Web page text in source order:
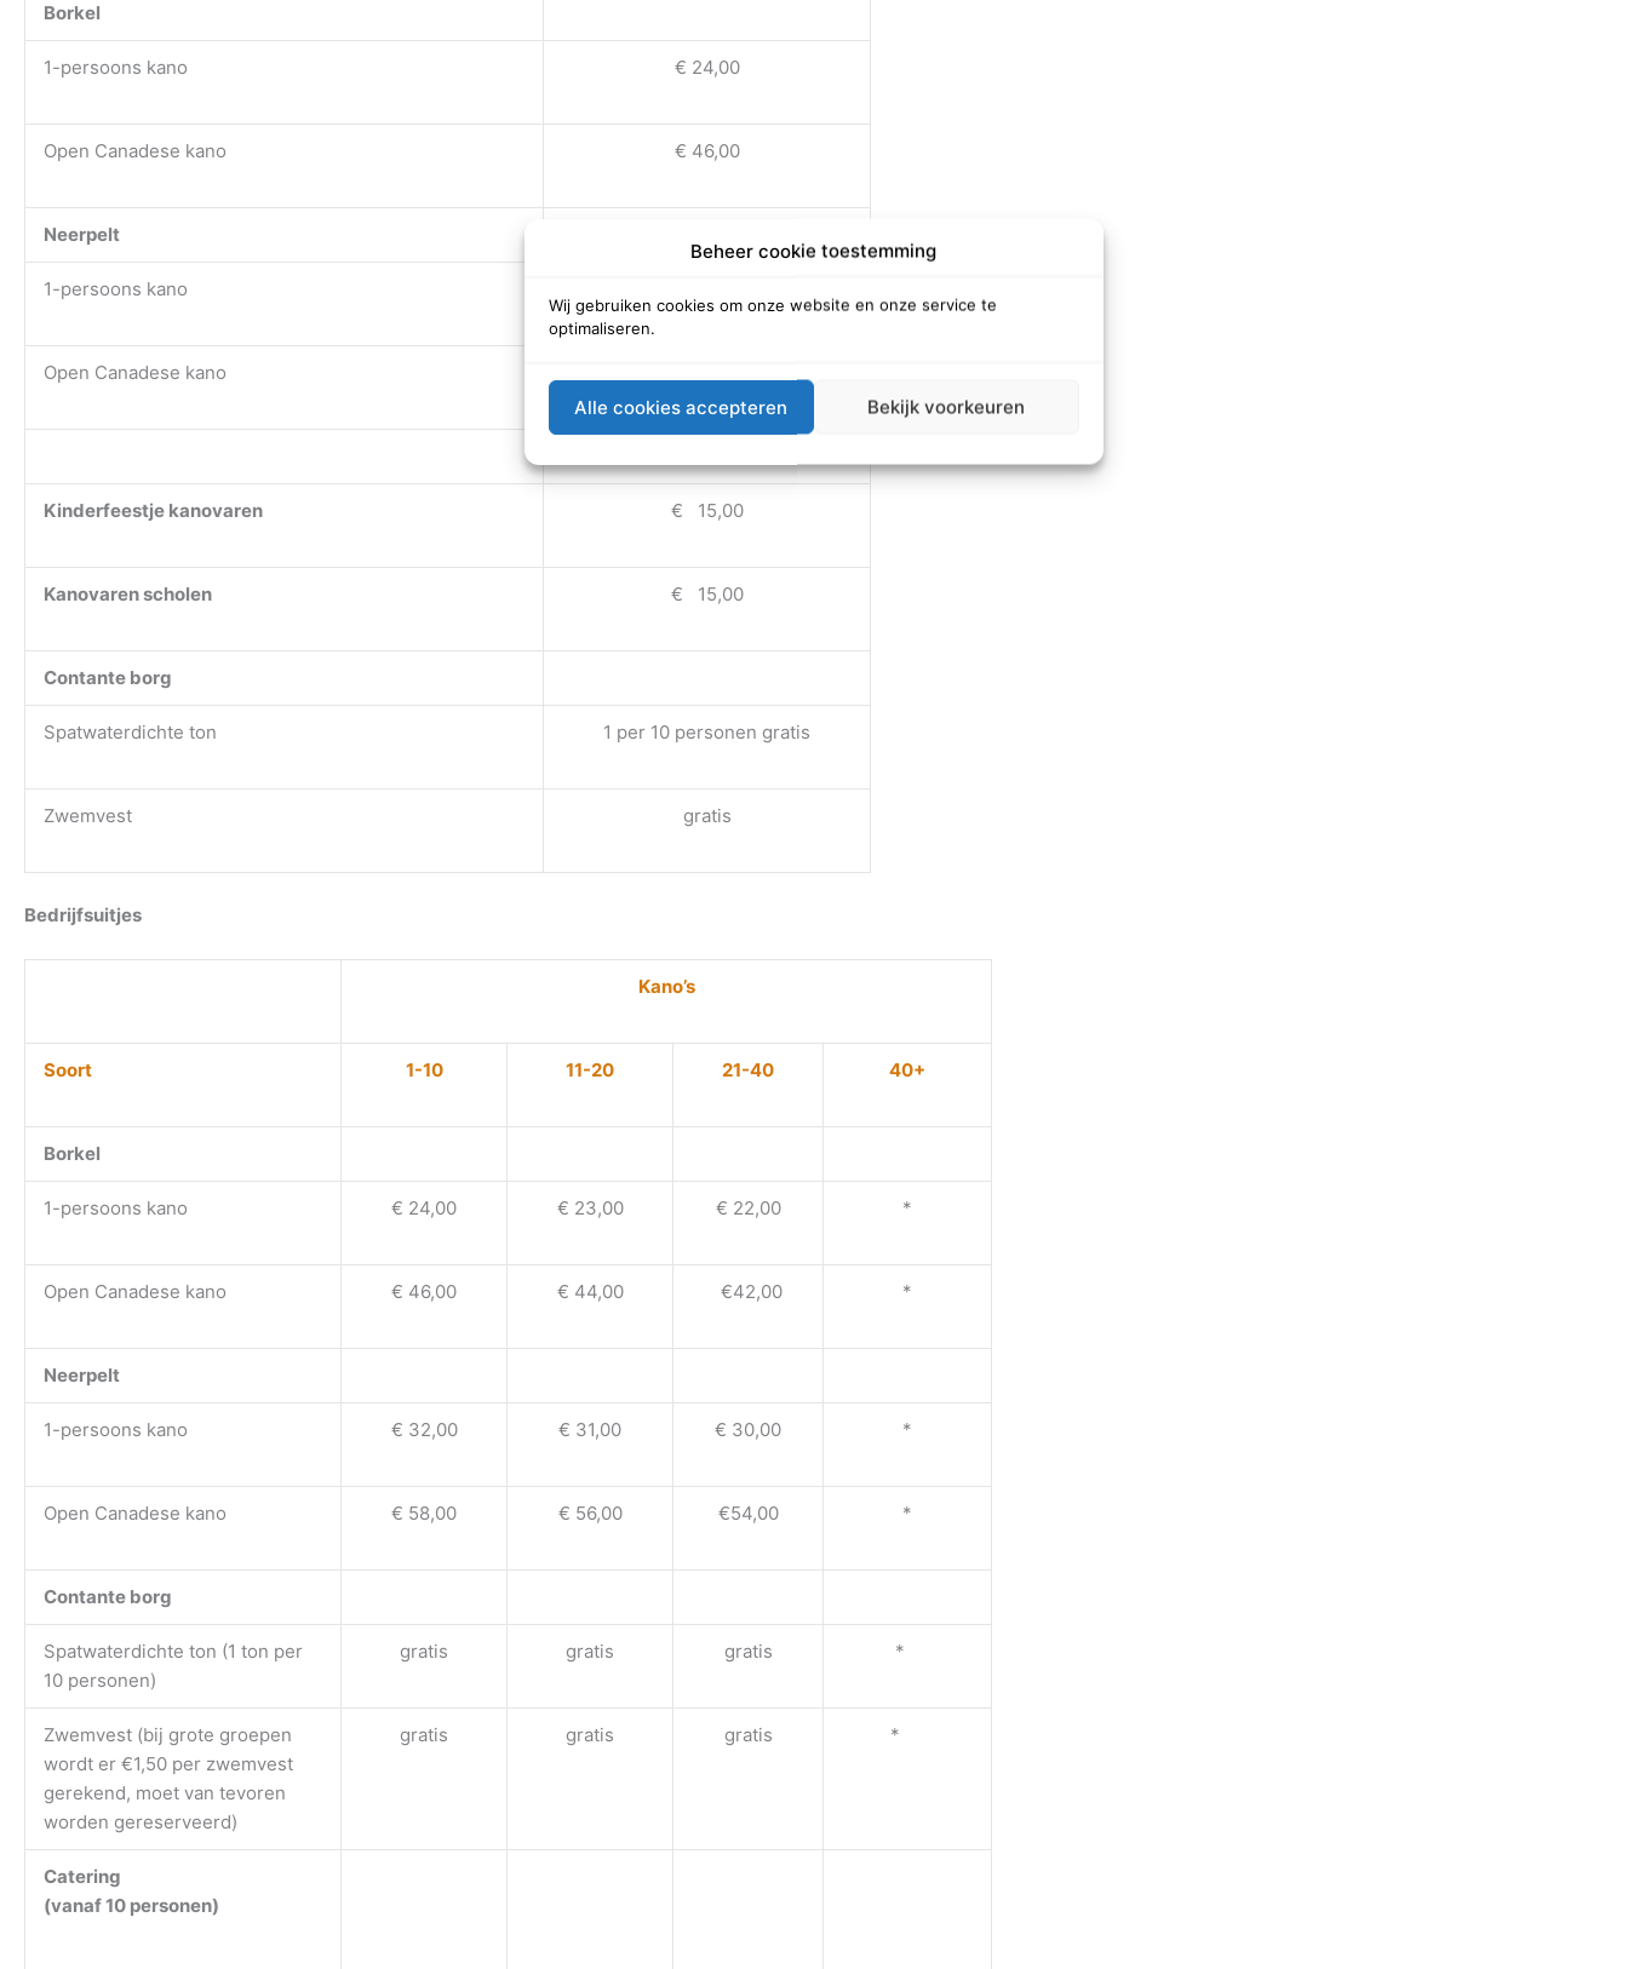
Beheer cookie toestemming
Wij gebruiken cookies om onze website en onze service te
optimaliseren.
Alle cookies accepteren Bekijk voorkeuren
Borkel
1-persoons kano € 24,00
Open Canadese kano € 46,00
Neerpelt
1-persoons kano
Open Canadese kano
Kinderfeestje kanovaren € 15,00
Kanovaren scholen € 15,00
Contante borg
Spatwaterdichte ton 1 per 10 personen gratis
Zwemvest gratis
Bedrijfsuitjes
Kano’s
Soort 1-10 11-20 21-40 40+
Borkel
1-persoons kano € 24,00 € 23,00 € 22,00 *
Open Canadese kano € 46,00 € 44,00 €42,00 *
Neerpelt
1-persoons kano € 32,00 € 31,00 € 30,00 *
Open Canadese kano € 58,00 € 56,00 €54,00 *
Contante borg
Spatwaterdichte ton (1 ton per
10 personen)
gratis gratis gratis *
Zwemvest (bij grote groepen
wordt er €1,50 per zwemvest
gerekend, moet van tevoren
worden gereserveerd)
gratis gratis gratis *
Catering
(vanaf 10 personen)